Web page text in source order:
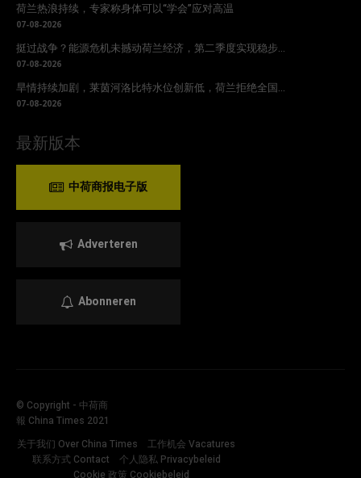
荷兰热浪持续，专家称身体可以“学会”应对高温
07-08-2026
挺过战争？能源危机未撼动荷兰经济，第二季度实现稳步...
07-08-2026
旱情持续加剧，莱茵河洛比特水位创新低，荷兰拒绝全国...
07-08-2026
最新版本
中荷商报电子版
Adverteren
Abonneren
© Copyright - 中荷商
報 China Times 2021
关于我们 Over China Times
工作机会 Vacatures
联系方式 Contact
个人隐私 Privacybeleid
Cookie 政策 Cookiebeleid